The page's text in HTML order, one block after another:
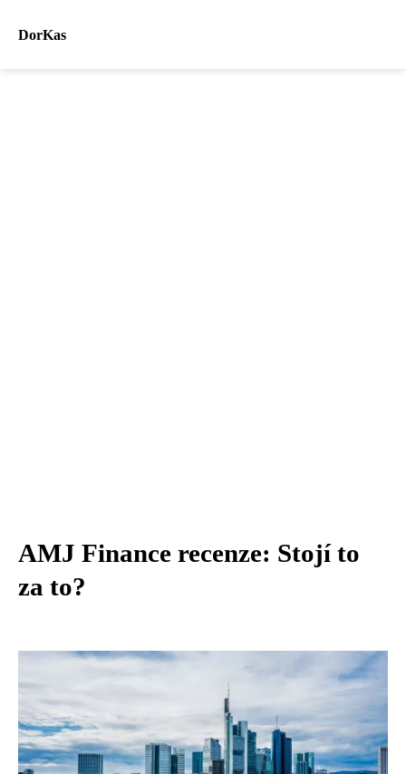
DorKas
AMJ Finance recenze: Stojí to
za to?